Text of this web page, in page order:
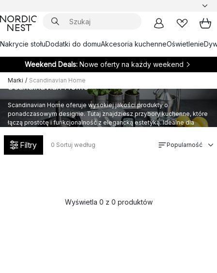
Nakrycie stołuDodatki do domuAkcesoria kuchenneOświetlenie
Weekend Deals: Nowe oferty na każdy weekend
Marki / Scandinavian Home
Scandinavian Home
Scandinavian Home oferuje wysokiej jakości produkty o
ponadczasowym designie. Tutaj znajdziesz przybory kuchenne, które
łączą prostotę i funkcjonalność z elegancką estetyką. Idealne dla
Filtry 0 Sortuj według Popularność
Wyświetla 0 z 0 produktów